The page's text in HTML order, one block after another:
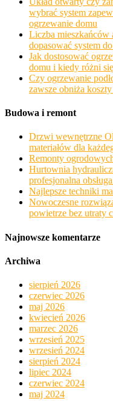
wybrać system
ogrzewanie domu
Liczba mieszkańców
dopasować system
Jak dostosować
domu i kiedy różni
Czy ogrzewanie
zawsze obniża
Budowa i remont
Drzwi wewnętrzne
materiałów dla
Remonty
Hurtownia
profesjonalna
Najlepsze techniki
Nowoczesne
powietrze bez utraty
Najnowsze komentarze
Archiwa
sierpień 2026
czerwiec 2026
maj 2026
kwiecień 2026
marzec 2026
wrzesień 2025
wrzesień 2024
sierpień 2024
lipiec 2024
czerwiec 2024
maj 2024